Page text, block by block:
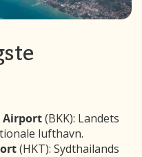
Airport(BKK): Landets
lufthavn.
(HKT): Sydthailands